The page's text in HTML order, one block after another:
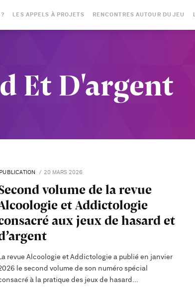
LES APPELS À PROJETS RENCONTRES AUTOUR DU JEU
Et D'argent
PUBLICATION 20 MARS 2026
volume de la revue
et Addictologie
aux jeux de hasard et
revue Alcoologie et Addictologie a publié en janvier
le second volume de son numéro spécial
à la pratique des jeux de hasard